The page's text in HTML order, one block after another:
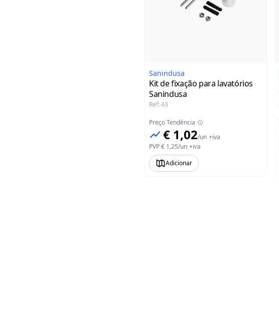
Sanindusa
Kit de fixação para lavatórios
Sanindusa
Ref: 43
Preço Tendência
€ 1,02/un +iva
PVP€ 1,25/un +iva
Adicionar